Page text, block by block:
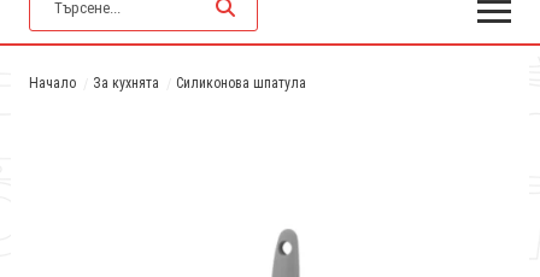
Начало За кухнята Силиконова шпатула